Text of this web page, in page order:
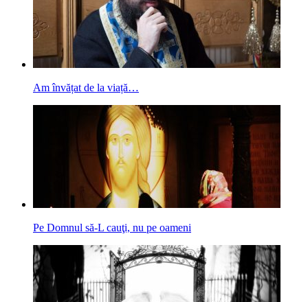
Am învățat de la viață…
Pe Domnul să-L cauţi, nu pe oameni